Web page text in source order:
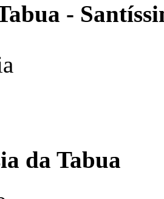
-
da Tabua